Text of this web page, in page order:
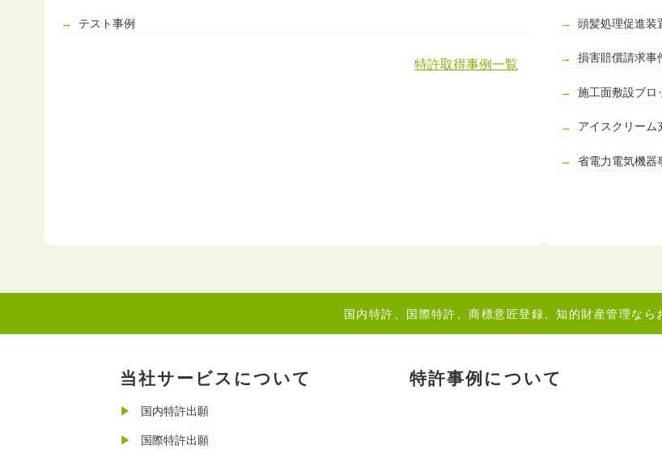
テスト事例
特許取得事例一覧
頭髪処理促進装
損害賠償請求事
施工面敷設ブロ
アイスクリーム
省電力電気機器
国内特許、国際特許、商標意匠登録、知的財産管理なら
当社サービスについて
国内特許出願
国際特許出願
特許事例について